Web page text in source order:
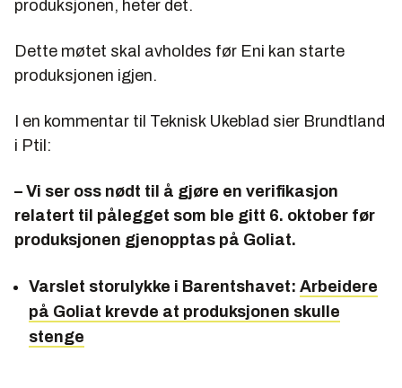
produksjonen, heter det.
Dette møtet skal avholdes før Eni kan starte
produksjonen igjen.
I en kommentar til Teknisk Ukeblad sier Brundtland
i Ptil:
– Vi ser oss nødt til å gjøre en verifikasjon
relatert til pålegget som ble gitt 6. oktober før
produksjonen gjenopptas på Goliat.
Varslet storulykke i Barentshavet: Arbeidere
på Goliat krevde at produksjonen skulle
stenge